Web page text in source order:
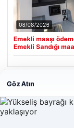
08/08/2026
Emekli maaşı
Emekli Sandığı
Son Eklenen
Hastaş Beton
Göz Atın